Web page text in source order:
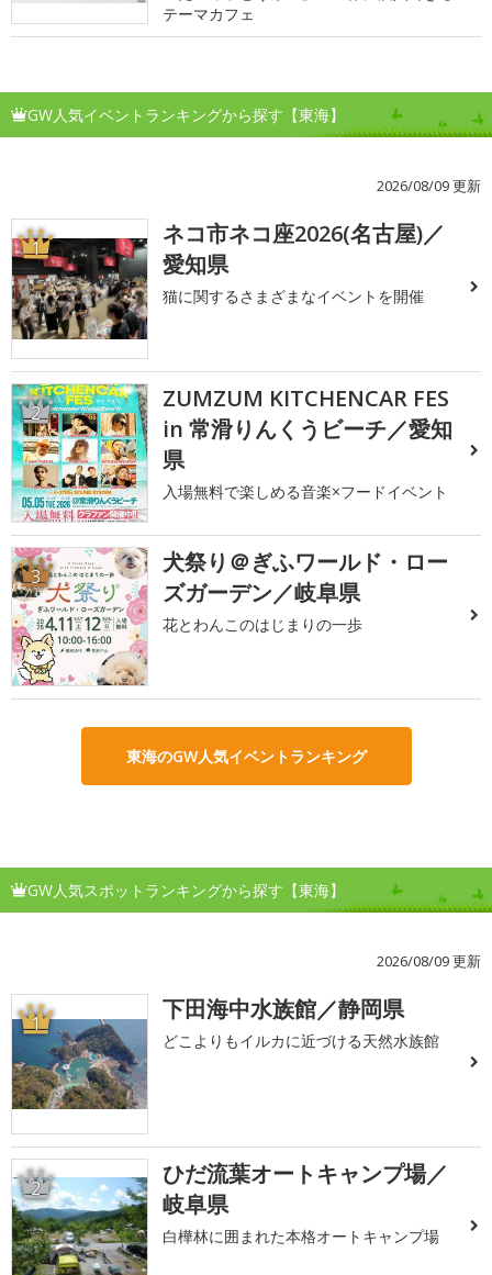
テーマカフェ
GW人気イベントランキングから探す【東海】
2026/08/09 更新
1
ネコ市ネコ座2026(名古屋)／
愛知県
猫に関するさまざまなイベントを開催
2
ZUMZUM KITCHENCAR FES
in 常滑りんくうビーチ／愛知
県
入場無料で楽しめる音楽×フードイベント
3
犬祭り＠ぎふワールド・ロー
ズガーデン／岐阜県
花とわんこのはじまりの一歩
東海のGW人気イベントランキング
GW人気スポットランキングから探す【東海】
2026/08/09 更新
1 下田海中水族館／静岡県
どこよりもイルカに近づける天然水族館
2
ひだ流葉オートキャンプ場／
岐阜県
白樺林に囲まれた本格オートキャンプ場